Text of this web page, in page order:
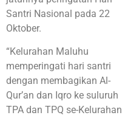
Santri Nasional pada 22
Oktober.
“Kelurahan Maluhu
memperingati hari santri
dengan membagikan Al-
Qur’an dan Iqro ke suluruh
TPA dan TPQ se-Kelurahan